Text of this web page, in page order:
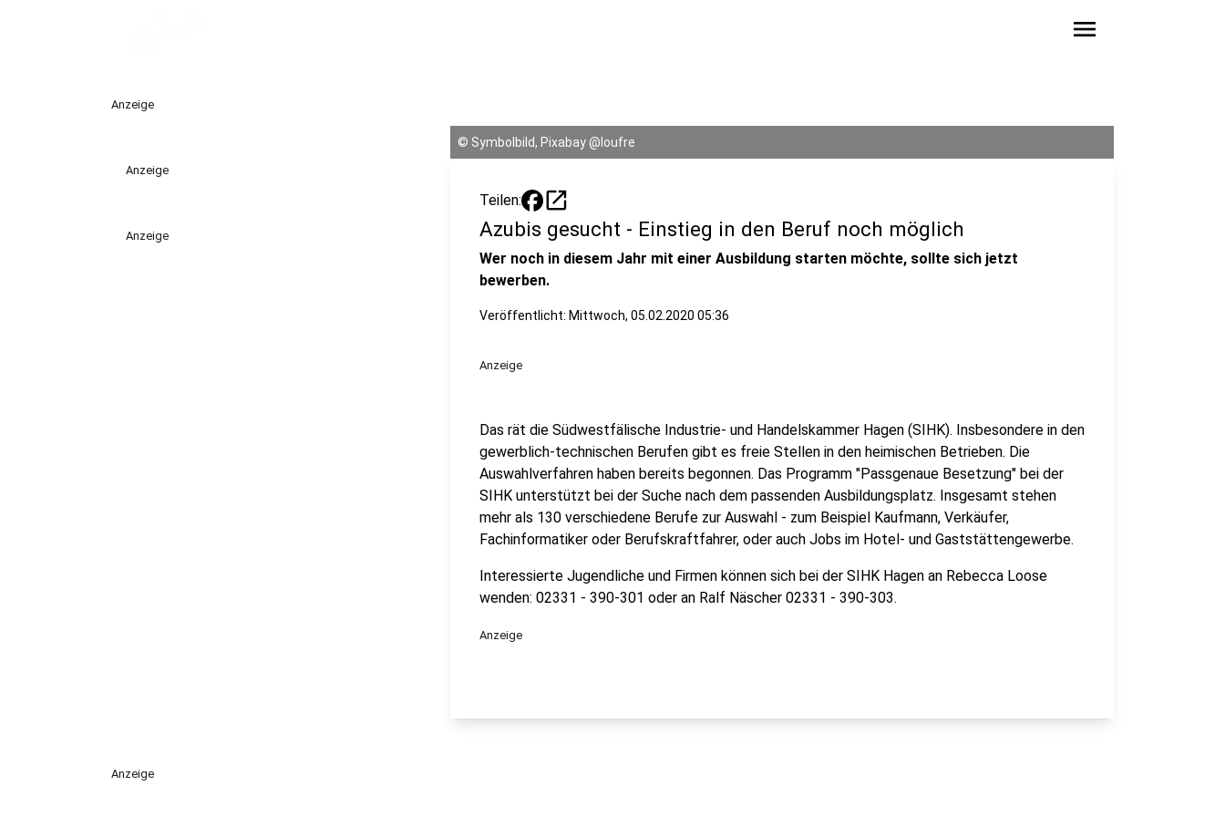
menu
Anzeige
Anzeige
Anzeige
© Symbolbild, Pixabay @loufre
Teilen: open_in_new
Azubis gesucht - Einstieg in den Beruf noch möglich
Wer noch in diesem Jahr mit einer Ausbildung starten möchte, sollte sich jetzt
bewerben.
Veröffentlicht: Mittwoch, 05.02.2020 05:36
Anzeige
Das rät die Südwestfälische Industrie- und Handelskammer Hagen (SIHK). Insbesondere in den
gewerblich-technischen Berufen gibt es freie Stellen in den heimischen Betrieben. Die
Auswahlverfahren haben bereits begonnen. Das Programm "Passgenaue Besetzung" bei der
SIHK unterstützt bei der Suche nach dem passenden Ausbildungsplatz. Insgesamt stehen
mehr als 130 verschiedene Berufe zur Auswahl - zum Beispiel Kaufmann, Verkäufer,
Fachinformatiker oder Berufskraftfahrer, oder auch Jobs im Hotel- und Gaststättengewerbe.
Interessierte Jugendliche und Firmen können sich bei der SIHK Hagen an Rebecca Loose
wenden: 02331 - 390-301 oder an Ralf Näscher 02331 - 390-303.
Anzeige
Anzeige